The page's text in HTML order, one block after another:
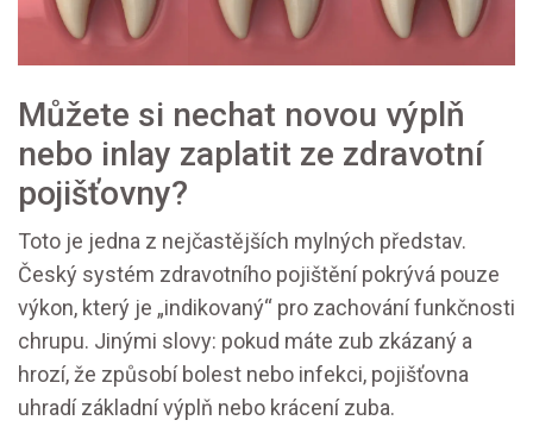
Můžete si nechat novou výplň
nebo inlay zaplatit ze zdravotní
pojišťovny?
Toto je jedna z nejčastějších mylných představ.
Český systém zdravotního pojištění pokrývá pouze
výkon, který je „indikovaný“ pro zachování funkčnosti
chrupu. Jinými slovy: pokud máte zub zkázaný a
hrozí, že způsobí bolest nebo infekci, pojišťovna
uhradí základní výplň nebo krácení zuba.